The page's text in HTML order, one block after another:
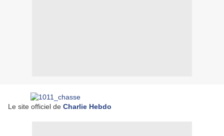
Le site officiel de Charlie Hebdo